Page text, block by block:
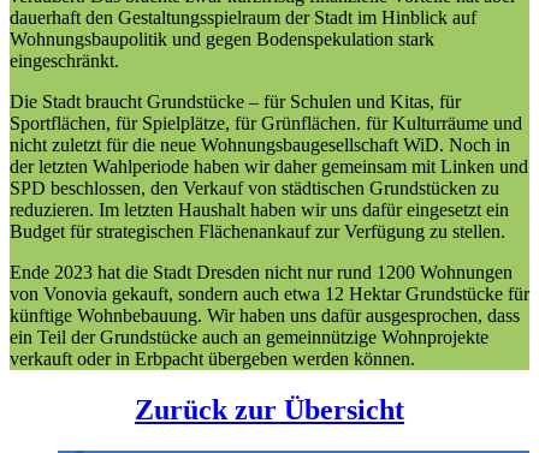
dauerhaft den Gestaltungsspielraum der Stadt im Hinblick auf
Wohnungsbaupolitik und gegen Bodenspekulation stark
eingeschränkt.
Die Stadt braucht Grundstücke – für Schulen und Kitas, für
Sportflächen, für Spielplätze, für Grünflächen. für Kulturräume und
nicht zuletzt für die neue Wohnungsbaugesellschaft WiD. Noch in
der letzten Wahlperiode haben wir daher gemeinsam mit Linken und
SPD beschlossen, den Verkauf von städtischen Grundstücken zu
reduzieren. Im letzten Haushalt haben wir uns dafür eingesetzt ein
Budget für strategischen Flächenankauf zur Verfügung zu stellen.
Ende 2023 hat die Stadt Dresden nicht nur rund 1200 Wohnungen
von Vonovia gekauft, sondern auch etwa 12 Hektar Grundstücke für
künftige Wohnbebauung. Wir haben uns dafür ausgesprochen, dass
ein Teil der Grundstücke auch an gemeinnützige Wohnprojekte
verkauft oder in Erbpacht übergeben werden können.
Zurück zur Übersicht